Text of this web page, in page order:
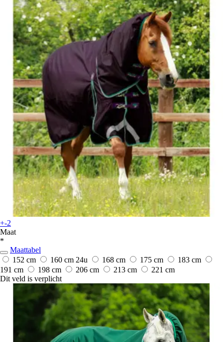
+-2
Maat
*
Maattabel
152 cm
160 cm 24u 168 cm 175 cm
183 cm
191 cm
198 cm 206 cm 213 cm
221 cm
Dit veld is verplicht